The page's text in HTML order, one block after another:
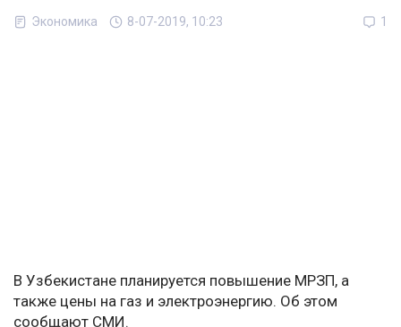
Экономика 8-07-2019, 10:23 1
В Узбекистане планируется повышение МРЗП, а
также цены на газ и электроэнергию. Об этом
сообщают СМИ.